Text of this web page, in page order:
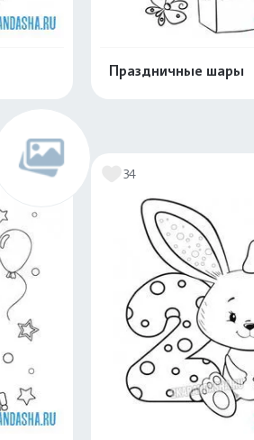
Праздничные шары
34